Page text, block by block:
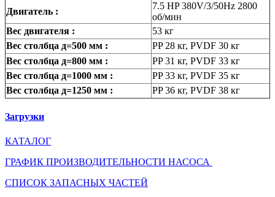
Двигатель :
7.5 HP 380V/3/50Hz 2800
об/мин
Вес двигателя :
53 кг
Вес столбца д=500 мм :
PP 28 кг, PVDF 30 кг
Вес столбца д=800 мм :
PP 31 кг, PVDF 33 кг
Вес столбца д=1000 мм :
PP 33 кг, PVDF 35 кг
Вес столбца д=1250 мм :
PP 36 кг, PVDF 38 кг
Загрузки
КАТАЛОГ
ГРАФИК ПРОИЗВОДИТЕЛЬНОСТИ НАСОСА
СПИСОК ЗАПАСНЫХ ЧАСТЕЙ